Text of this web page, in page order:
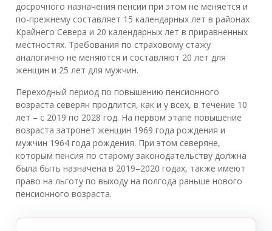
досрочного назначения пенсии при этом не меняется и
по-прежнему составляет 15 календарных лет в районах
Крайнего Севера и 20 календарных лет в приравненных
местностях. Требования по страховому стажу
аналогично не меняются и составляют 20 лет для
женщин и 25 лет для мужчин.
Переходный период по повышению пенсионного
возраста северян продлится, как и у всех, в течение 10
лет – с 2019 по 2028 год. На первом этапе повышение
возраста затронет женщин 1969 года рождения и
мужчин 1964 года рождения. При этом северяне,
которым пенсия по старому законодательству должна
была быть назначена в 2019–2020 годах, также имеют
право на льготу по выходу на полгода раньше нового
пенсионного возраста.